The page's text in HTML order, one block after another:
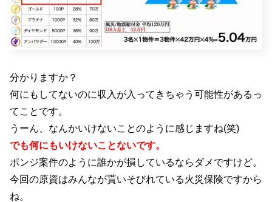
分かりますか？
何にもしてないのに収入が入ってきちゃう可能性があるっ
てことです。
うーん、なんかいけないことのように感じますね(笑)
でも何にもいけないことないです。
ポンジ案件のように誰かが損しているならダメですけど。
今回の原資はみんなが貰いそびれている火災保険ですから
ね。